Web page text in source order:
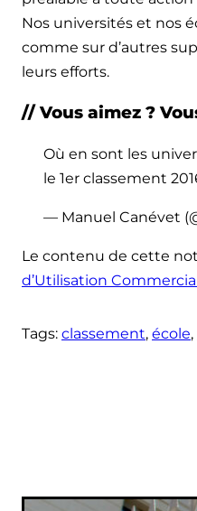
Nos universités et nos
comme sur d’autres
leurs efforts.
// Vous aimez ?
Où en sont les
le 1er classement
— Manuel Canévet
Le contenu de cette
d’Utilisation
Tags: classement, école,